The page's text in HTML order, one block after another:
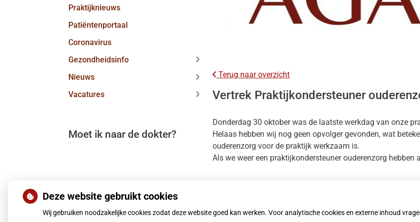
Praktijknieuws
Patiëntenportaal
Coronavirus
Gezondheidsinfo
submenu
Nieuws
submenu
Vacatures
Moet ik naar de dokter?
Terug naar overzicht
Vertrek Praktijkondersteuner
Donderdag 30 oktober was de laatste werkdag van onze
Helaas hebben wij nog geen opvolger gevonden, wat
ouderenzorg voor de praktijk werkzaam is.
Als we weer een praktijkondersteuner ouderenzorg
Deze website gebruikt cookies
Wij gebruiken noodzakelijke cookies zodat deze website goed kan werken. Voor analytische cookies en externe inhoud